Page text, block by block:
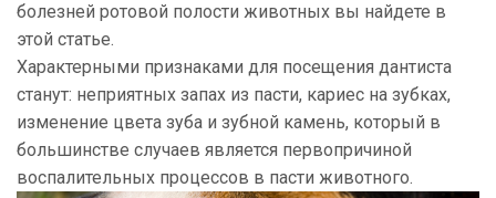
болезней ротовой полости животных вы найдете в
этой статье.
Характерными признаками для посещения дантиста
станут: неприятных запах из пасти, кариес на зубках,
изменение цвета зуба и зубной камень, который в
большинстве случаев является первопричиной
воспалительных процессов в пасти животного.